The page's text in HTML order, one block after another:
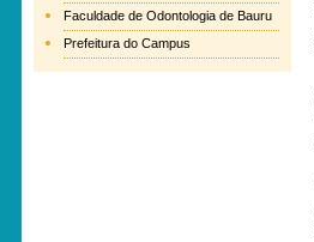
Faculdade de Odontologia de Bauru
Prefeitura do Campus